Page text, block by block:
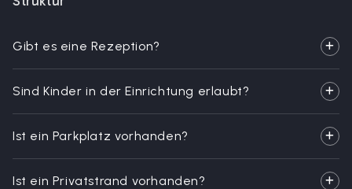
Gibt es eine Rezeption?
Sind Kinder in der Einrichtung erlaubt?
Ist ein Parkplatz vorhanden?
Ist ein Privatstrand vorhanden?